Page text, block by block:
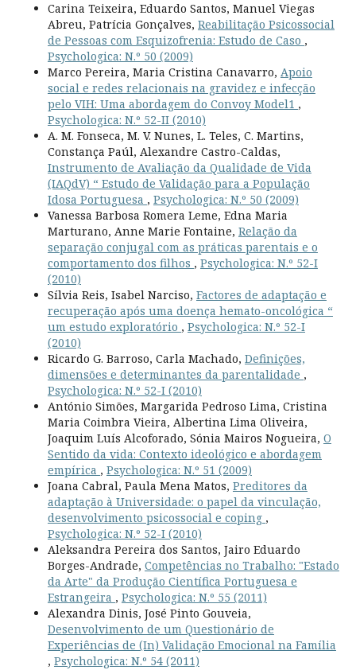
Carina Teixeira, Eduardo Santos, Manuel Viegas
Abreu, Patrícia Gonçalves, Reabilitação Psicossocial
de Pessoas com Esquizofrenia: Estudo de Caso ,
Psychologica: N.º 50 (2009)
Marco Pereira, Maria Cristina Canavarro, Apoio
social e redes relacionais na gravidez e infecção
pelo VIH: Uma abordagem do Convoy Model1 ,
Psychologica: N.º 52-II (2010)
A. M. Fonseca, M. V. Nunes, L. Teles, C. Martins,
Constança Paúl, Alexandre Castro-Caldas,
Instrumento de Avaliação da Qualidade de Vida
(IAQdV) “ Estudo de Validação para a População
Idosa Portuguesa , Psychologica: N.º 50 (2009)
Vanessa Barbosa Romera Leme, Edna Maria
Marturano, Anne Marie Fontaine, Relação da
separação conjugal com as práticas parentais e o
comportamento dos filhos , Psychologica: N.º 52-I
(2010)
Sílvia Reis, Isabel Narciso, Factores de adaptação e
recuperação após uma doença hemato-oncológica “
um estudo exploratório , Psychologica: N.º 52-I
(2010)
Ricardo G. Barroso, Carla Machado, Definições,
dimensões e determinantes da parentalidade ,
Psychologica: N.º 52-I (2010)
António Simões, Margarida Pedroso Lima, Cristina
Maria Coimbra Vieira, Albertina Lima Oliveira,
Joaquim Luís Alcoforado, Sónia Mairos Nogueira, O
Sentido da vida: Contexto ideológico e abordagem
empírica , Psychologica: N.º 51 (2009)
Joana Cabral, Paula Mena Matos, Preditores da
adaptação à Universidade: o papel da vinculação,
desenvolvimento psicossocial e coping ,
Psychologica: N.º 52-I (2010)
Aleksandra Pereira dos Santos, Jairo Eduardo
Borges-Andrade, Competências no Trabalho: "Estado
da Arte" da Produção Científica Portuguesa e
Estrangeira , Psychologica: N.º 55 (2011)
Alexandra Dinis, José Pinto Gouveia,
Desenvolvimento de um Questionário de
Experiências de (In) Validação Emocional na Família
, Psychologica: N.º 54 (2011)